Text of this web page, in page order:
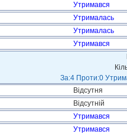
Утримався
Утрималась
Утрималась
Утримався
За:4 Проти:0
Відсутня
Відсутній
Утримався
Утримався